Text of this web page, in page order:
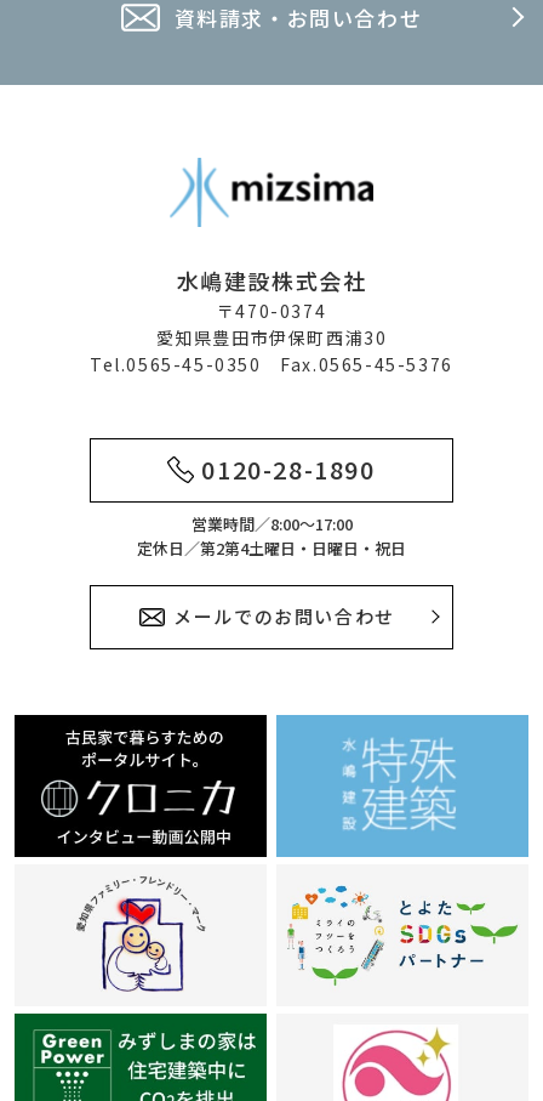
資料請求・お問い合わせ
水嶋建設株式会社
〒470-0374
愛知県豊田市伊保町西浦30
Tel.0565-45-0350 Fax.0565-45-5376
0120-28-1890
営業時間／8:00～17:00
定休日／第2第4土曜日・日曜日・祝日
メールでのお問い合わせ